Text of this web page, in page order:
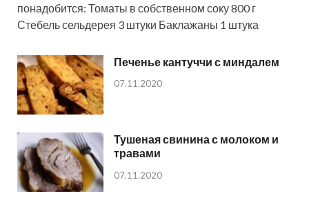
понадобится: Томаты в собственном соку 800 г
Стебель сельдерея 3 штуки Баклажаны 1 штука
Печенье кантуччи с миндалем
07.11.2020
Тушеная свинина с молоком и
травами
07.11.2020